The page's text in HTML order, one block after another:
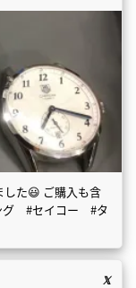
した😃 ご購入も含
グ #セイコー #タ